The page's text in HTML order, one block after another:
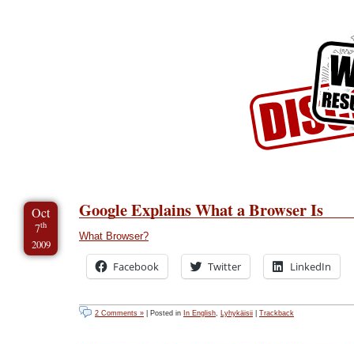
Oct
7th
2009
Google Explains What a Browser Is
What Browser?
Facebook Twitter LinkedIn
2 Comments » | Posted in In English, Lyhykäisii Trackback